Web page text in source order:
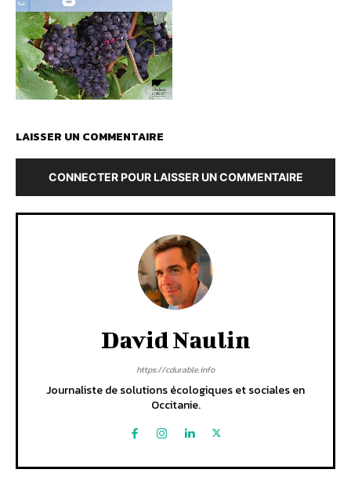
LAISSER UN COMMENTAIRE
CONNECTER POUR LAISSER UN COMMENTAIRE
David Naulin
https://cdurable.info
Journaliste de solutions écologiques et sociales en
Occitanie.